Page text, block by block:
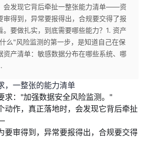
会发现它背后牵扯一整张能力清单——资
审得到，异常要报得出，合规要交得了报
。要做扎实，到底需要哪些能力？1. 资产
么"风险监测的第一步，是知道自己在保
资产清单：敏感数据分布在哪些系统、哪
，一整张的能力清单
求："加强数据安全风险监测。"
动作，真正落地时，会发现它背后牵扯
要审得到，异常要报得出，合规要交得